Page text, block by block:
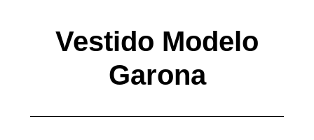
Vestido Modelo
Garona